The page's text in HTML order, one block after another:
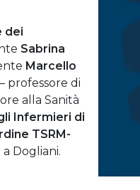
dei
Sabrina
Marcello
professore di
alla Sanità
Infermieri di
TSRM-
Dogliani.